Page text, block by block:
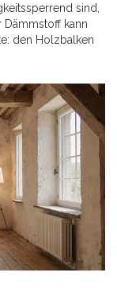
sind,
Dämmstoff kann
den Holzbalken